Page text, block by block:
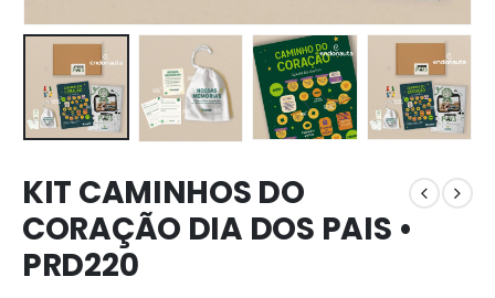
KIT CAMINHOS DO
CORAÇÃO DIA DOS PAIS •
PRD220